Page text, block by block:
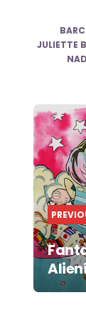
JULIETTE
Post